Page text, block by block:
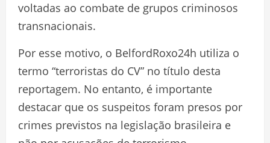
voltadas ao combate de grupos criminosos
transnacionais.
Por esse motivo, o BelfordRoxo24h utiliza o
termo “terroristas do CV” no título desta
reportagem. No entanto, é importante
destacar que os suspeitos foram presos por
crimes previstos na legislação brasileira e